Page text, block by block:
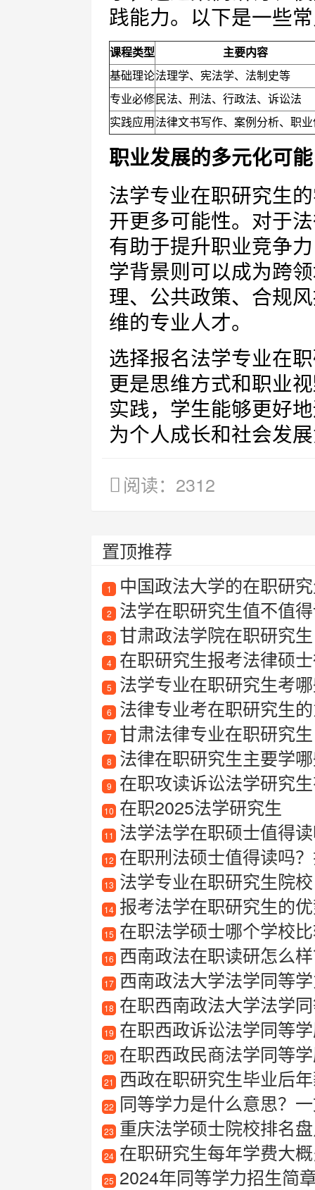
践能力。以下是一些
课程类型
主要内容
基础理论法理学、宪法学、法制史等
专业必修 民法、刑法、行政法、诉讼法
实践应用 法律文书写作、案例分析、职
职业发展的多元化可能
法学专业在职研究生
开更多可能性。对于
有助于提升职业竞争
学背景则可以成为跨
理、公共政策、合规
维的专业人才。
选择报名法学专业在
更是思维方式和职业
实践，学生能够更好
为个人成长和社会发
阅读：2312
置顶推荐
1 中国政法大学的在职研
2 法学在职研究生值不值
3 甘肃政法学院在职研究生
4 在职研究生报考法律硕
5 法学专业在职研究生考
6 法律专业考在职研究生
7 甘肃法律专业在职研究生
8 法律在职研究生主要学
9 在职攻读诉讼法学研究
10 在职2025法学研究生
11 法学法学在职硕士值得
12 在职刑法硕士值得读吗
13 法学专业在职研究生院校
14 报考法学在职研究生的
15 在职法学硕士哪个学校
16 西南政法在职读研怎么
17 西南政法大学法学同等
18 在职西南政法大学法学
19 在职西政诉讼法学同等
20 在职西政民商法学同等
21 西政在职研究生毕业后
22 同等学力是什么意思？
23 重庆法学硕士院校排名
24 在职研究生每年学费大
25 2024年同等学力招生简章